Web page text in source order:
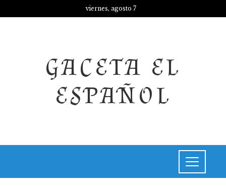
viernes, agosto 7
GACETA EL
ESPAÑOL